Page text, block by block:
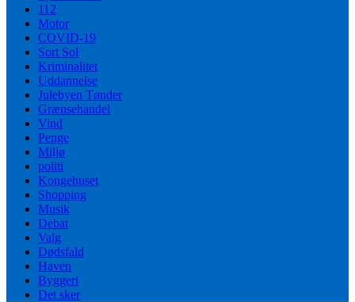
112
Motor
COVID-19
Sort Sol
Kriminalitet
Uddannelse
Julebyen Tønder
Grænsehandel
Vind
Penge
Miljø
politi
Kongehuset
Shopping
Musik
Debat
Valg
Dødsfald
Haven
Byggeri
Det sker